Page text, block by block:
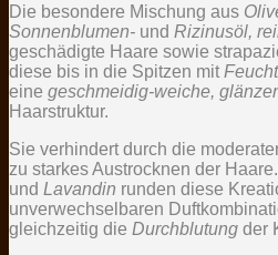
Die besondere Mischung aus
Sonnenblumen- und Rizinusöl,
geschädigte Haare sowie
diese bis in die Spitzen mit
eine geschmeidig-weiche,
Haarstruktur.
Sie verhindert durch die
zu starkes Austrocknen der
und Lavandin runden diese
unverwechselbaren
gleichzeitig die Durchblutung der